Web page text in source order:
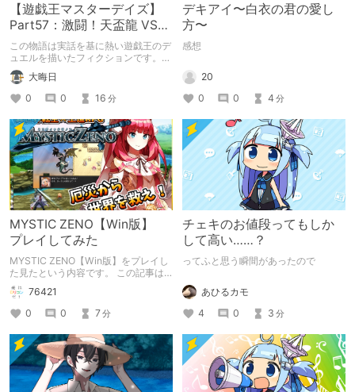
【遊戯王マスターデイズ】
Part57：激闘！天盃龍 VS
千年D【架空デュエル】
この物語は実話を基に熱い遊戯王のデ
ュエルを描いたフィクションです。
（自分用メモ：2025-05-14）
大晦日
0
0 16 分
デキアイ〜白衣の君の愛し
方〜
感想
20
0
0 4 分
MYSTIC ZENO【Win版】
プレイしてみた
MYSTIC ZENO【Win版】をプレイし
た見たという内容です。 この記事は
通常のクリエイターズ記事です。
76421
0
0 7分
チェキのお値段ってもしか
して高い……？
ってふと思う瞬間があったので
あひるカモ
4
0 3 分